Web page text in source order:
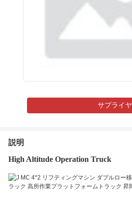
サプライヤ
説明
High Altitude Operation Truck